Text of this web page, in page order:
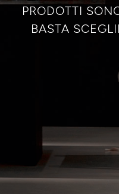
PRODOTTI
BASTA